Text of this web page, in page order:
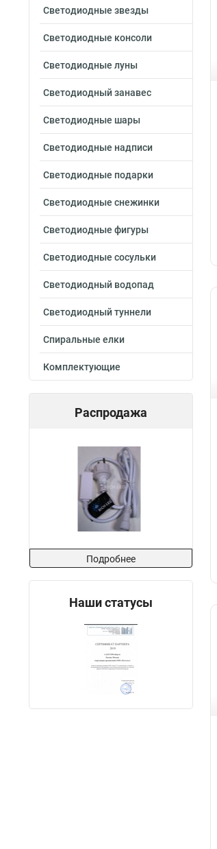
Светодиодные звезды
Светодиодные консоли
Светодиодные луны
Светодиодный занавес
Светодиодные шары
Светодиодные надписи
Светодиодные подарки
Светодиодные снежинки
Светодиодные фигуры
Светодиодные сосульки
Светодиодный водопад
Светодиодный туннели
Спиральные елки
Комплектующие
Распродажа
Подробнее
Наши статусы